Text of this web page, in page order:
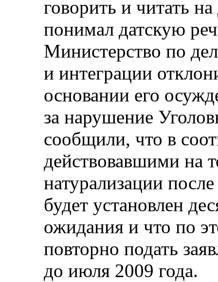
говорить и читать
понимал датскую
Министерство по
и интеграции
основании его
за нарушение
сообщили, что в
действовавшими на
натурализации
будет установлен
ожидания и что по
повторно подать
до июля 2009 года.